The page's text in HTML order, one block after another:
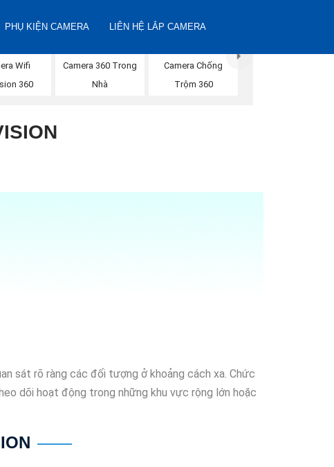
PHỤ KIỆN CAMERA LIÊN HỆ LẮP CAMERA
Wifi
360
Camera 360 Trong
Nhà
Camera Chống
Trộm 360
sát rõ ràng các đối tượng ở khoảng cách xa. Chức
dõi hoạt động trong những khu vực rộng lớn hoặc